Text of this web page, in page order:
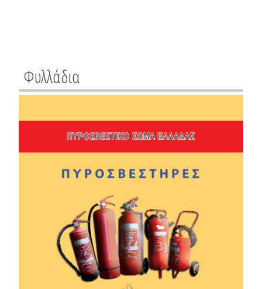
Φυλλάδια